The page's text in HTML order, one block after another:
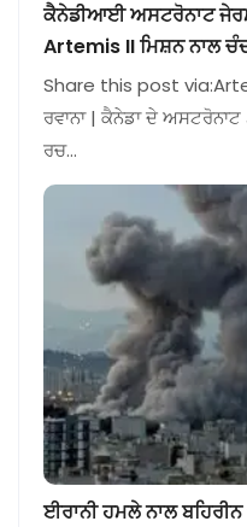
ਕੈਨੇਡੀਆਈ ਅਸਟਰੋਨਾਟ
Artemis II ਮਿਸ਼ਨ ਨਾਲ
Share this post
ਰਵਾਨਾ | ਕੈਨੇਡਾ ਦੇ
ਰਚ…
ਈਰਾਨੀ ਹਮਲੇ ਨਾਲ